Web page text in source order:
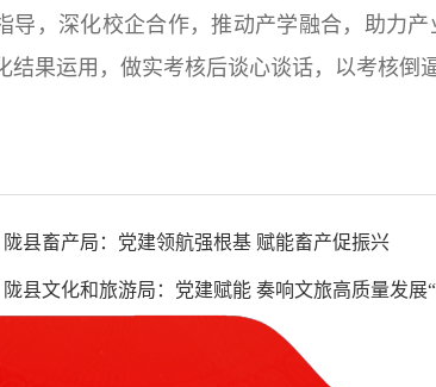
导，深化校企合作，推动产学融合，助力
结果运用，做实考核后谈心谈话，以考核倒
陇县畜产局：党建领航强根基 赋能畜产促振兴
陇县文化和旅游局：党建赋能 奏响文旅高质量发展